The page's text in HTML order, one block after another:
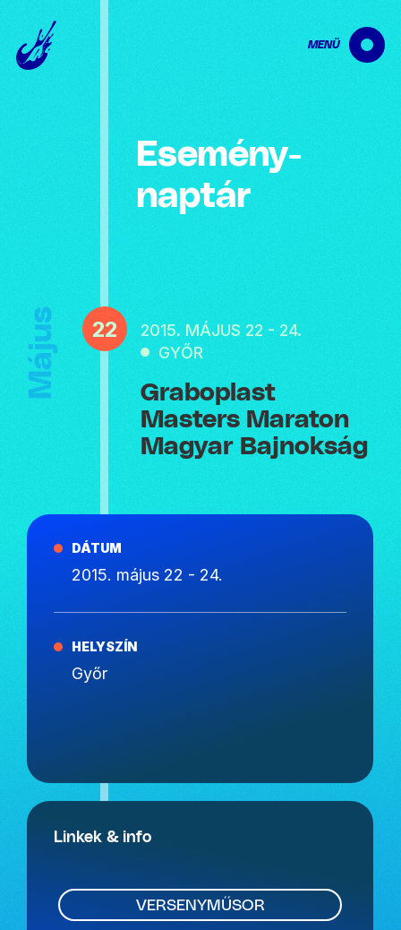
MENÜ
Esemény­
naptár
Május 22
2015. MÁJUS 22 - 24.
GYŐR
Graboplast
Masters Maraton
Magyar Bajnokság
DÁTUM
2015. május 22 - 24.
HELYSZÍN
Győr
Linkek & info
VERSENYMŰSOR